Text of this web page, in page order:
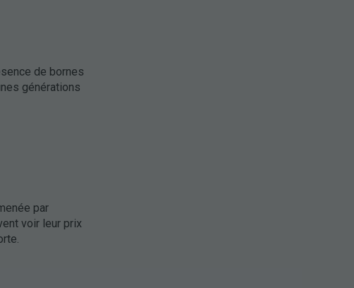
de bornes
générations
par
voir leur prix